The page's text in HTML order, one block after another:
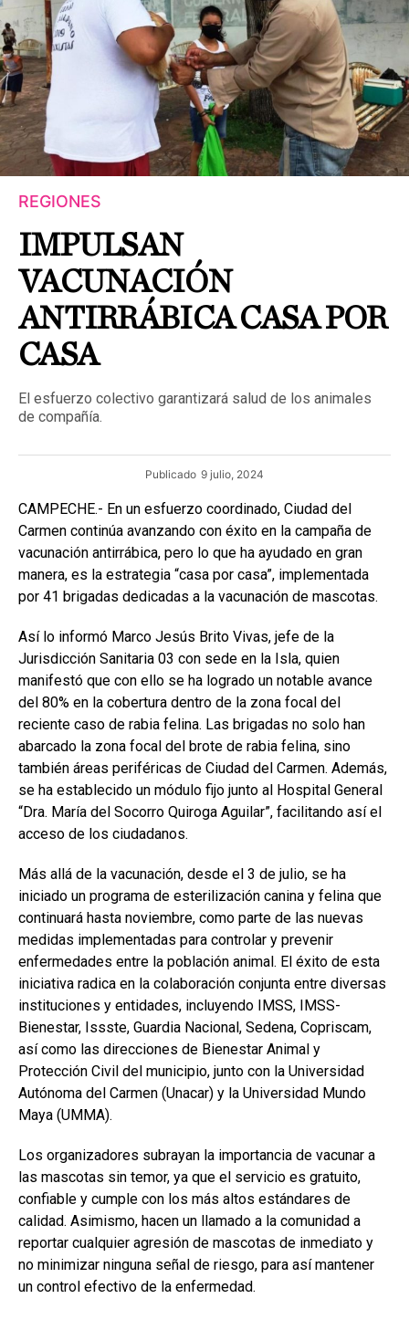
REGIONES
IMPULSAN
VACUNACIÓN
ANTIRRÁBICA CASA POR
CASA
El esfuerzo colectivo garantizará salud de los animales
de compañía.
Publicado 9 julio, 2024
CAMPECHE.- En un esfuerzo coordinado, Ciudad del
Carmen continúa avanzando con éxito en la campaña de
vacunación antirrábica, pero lo que ha ayudado en gran
manera, es la estrategia “casa por casa”, implementada
por 41 brigadas dedicadas a la vacunación de mascotas.
Así lo informó Marco Jesús Brito Vivas, jefe de la
Jurisdicción Sanitaria 03 con sede en la Isla, quien
manifestó que con ello se ha logrado un notable avance
del 80% en la cobertura dentro de la zona focal del
reciente caso de rabia felina. Las brigadas no solo han
abarcado la zona focal del brote de rabia felina, sino
también áreas periféricas de Ciudad del Carmen. Además,
se ha establecido un módulo fijo junto al Hospital General
“Dra. María del Socorro Quiroga Aguilar”, facilitando así el
acceso de los ciudadanos.
Más allá de la vacunación, desde el 3 de julio, se ha
iniciado un programa de esterilización canina y felina que
continuará hasta noviembre, como parte de las nuevas
medidas implementadas para controlar y prevenir
enfermedades entre la población animal. El éxito de esta
iniciativa radica en la colaboración conjunta entre diversas
instituciones y entidades, incluyendo IMSS, IMSS-
Bienestar, Issste, Guardia Nacional, Sedena, Copriscam,
así como las direcciones de Bienestar Animal y
Protección Civil del municipio, junto con la Universidad
Autónoma del Carmen (Unacar) y la Universidad Mundo
Maya (UMMA).
Los organizadores subrayan la importancia de vacunar a
las mascotas sin temor, ya que el servicio es gratuito,
confiable y cumple con los más altos estándares de
calidad. Asimismo, hacen un llamado a la comunidad a
reportar cualquier agresión de mascotas de inmediato y
no minimizar ninguna señal de riesgo, para así mantener
un control efectivo de la enfermedad.